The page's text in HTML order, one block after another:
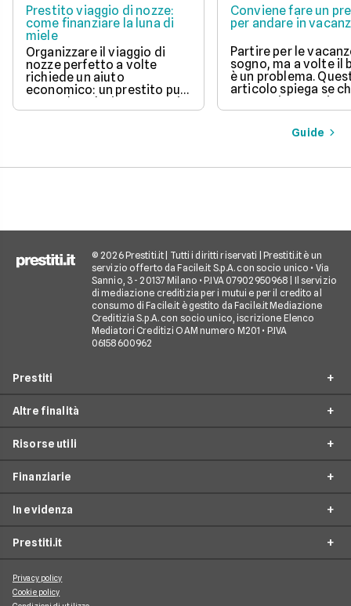
Prestito viaggio di nozze:
come finanziare la luna di
miele
Organizzare il viaggio di
nozze perfetto a volte
richiede un aiuto
economico: un prestito può
essere la soluzione. Scopri
come funziona, quali tipi ci
Conviene fare un
per andare in
Partire per le
sogno, ma a volte il
è un problema.
articolo spiega se
un prestito per
una buona idea,
vantaggi come la
di partire subito e
pagare. Scopri
Guide
© 2026 Prestiti.it | Tutti i diritti riservati | Prestiti.it è un
servizio offerto da Facile.it S.p.A. con socio unico • Via
Sannio, 3 - 20137 Milano • P.IVA 07902950968 | Il servizio
di mediazione creditizia per i mutui e per il credito al
consumo di Facile.it è gestito da Facile.it Mediazione
Creditizia S.p.A. con socio unico, iscrizione Elenco
Mediatori Creditizi OAM numero M201 • P.IVA
06158600962
Prestiti
Prestito consolidamento debiti
Prestito casa
Finanziamento camper
Cessione del quinto online
Altre finalità
Prestiti arredamento
Prestiti acquisto box auto
Prestiti corsi di formazione
Risorse utili
Come richiedere un prestito
Tempistica esito prestito
Prestiti per aprire attività
Finanziarie
Agos
Consel
In evidenza
Prestiti da 2000 euro
Prestiti da 3000 euro
Prestiti.it
Guide
Privacy policy
Cookie policy